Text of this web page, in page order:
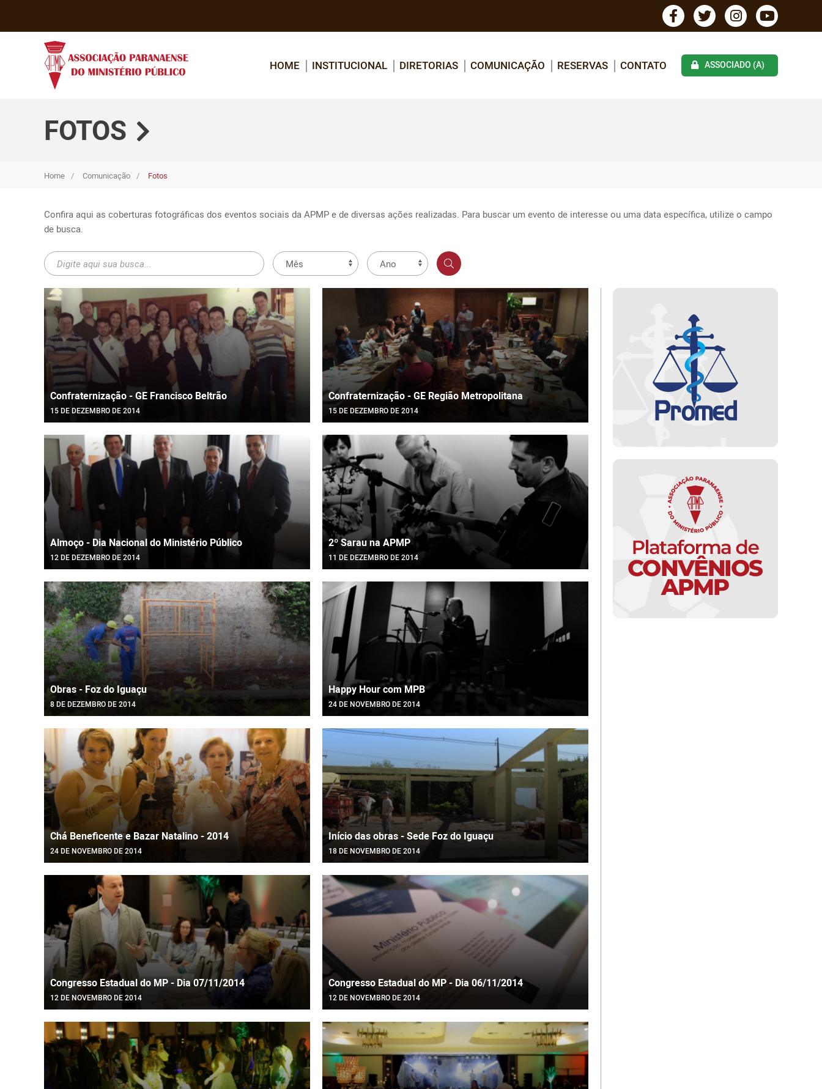
HOME INSTITUCIONAL DIRETORIAS COMUNICAÇÃO RESERVAS CONTATO ASSOCIADO (A)
FOTOS
Home Comunicação Fotos
Confira aqui as coberturas fotográficas dos eventos sociais da APMP e de diversas ações realizadas. Para buscar um evento de interesse ou uma data específica, utilize o campo
de busca.
Confraternização - GE Francisco Beltrão
15 DE DEZEMBRO DE 2014
Confraternização - GE Região Metropolitana
15 DE DEZEMBRO DE 2014
Almoço - Dia Nacional do Ministério Público
12 DE DEZEMBRO DE 2014
2º Sarau na APMP
11 DE DEZEMBRO DE 2014
Obras - Foz do Iguaçu
8 DE DEZEMBRO DE 2014
Happy Hour com MPB
24 DE NOVEMBRO DE 2014
Chá Beneficente e Bazar Natalino - 2014
24 DE NOVEMBRO DE 2014
Início das obras - Sede Foz do Iguaçu
18 DE NOVEMBRO DE 2014
Congresso Estadual do MP - Dia 07/11/2014
12 DE NOVEMBRO DE 2014
Congresso Estadual do MP - Dia 06/11/2014
12 DE NOVEMBRO DE 2014